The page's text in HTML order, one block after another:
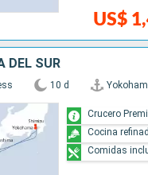
US$
DEL SUR
10 d
Crucero
Cocina
Comidas